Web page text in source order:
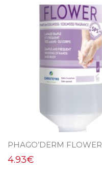
Mon Panier
Mon compte
PHAGO’DERM FLOWER
4.93€